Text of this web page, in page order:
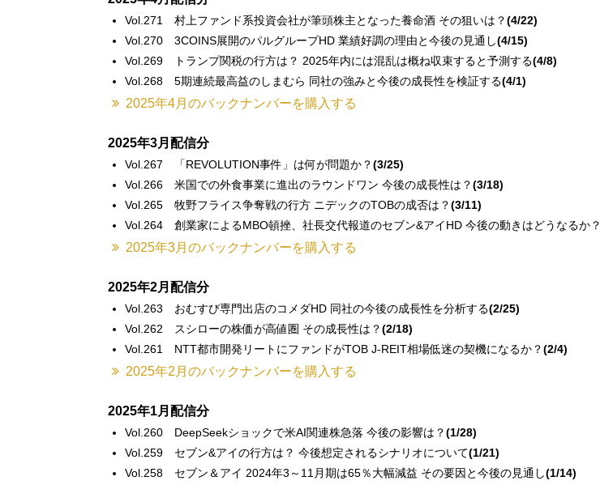
Vol.271 村上ファンド系投資会社が筆頭株主となった養命酒 その狙いは？(4/22)
Vol.270 3COINS展開のパルグループHD 業績好調の理由と今後の見通し(4/15)
Vol.269 トランプ関税の行方は？ 2025年内には混乱は概ね収束すると予測する(4/8)
Vol.268 5期連続最高益のしまむら 同社の強みと今後の成長性を検証する(4/1)
2025年4月のバックナンバーを購入する
2025年3月配信分
Vol.267 「REVOLUTION事件」は何が問題か？(3/25)
Vol.266 米国での外食事業に進出のラウンドワン 今後の成長性は？(3/18)
Vol.265 牧野フライス争奪戦の行方 ニデックのTOBの成否は？(3/11)
Vol.264 創業家によるMBO頓挫、社長交代報道のセブン&アイHD 今後の動きはどうなるか？
2025年3月のバックナンバーを購入する
2025年2月配信分
Vol.263 おむすび専門出店のコメダHD 同社の今後の成長性を分析する(2/25)
Vol.262 スシローの株価が高値圏 その成長性は？(2/18)
Vol.261 NTT都市開発リートにファンドがTOB J-REIT相場低迷の契機になるか？(2/4)
2025年2月のバックナンバーを購入する
2025年1月配信分
Vol.260 DeepSeekショックで米AI関連株急落 今後の影響は？(1/28)
Vol.259 セブン&アイの行方は？ 今後想定されるシナリオについて(1/21)
Vol.258 セブン＆アイ 2024年3～11月期は65％大幅減益 その要因と今後の見通し(1/14)